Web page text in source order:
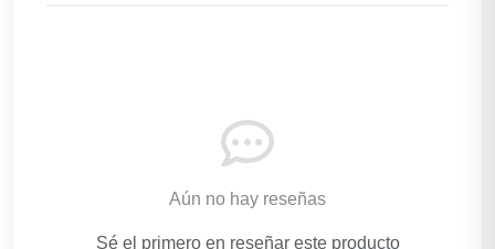
Aún no hay reseñas
Sé el primero en reseñar este producto